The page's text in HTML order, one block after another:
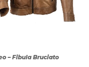
– Fibula Bruciato